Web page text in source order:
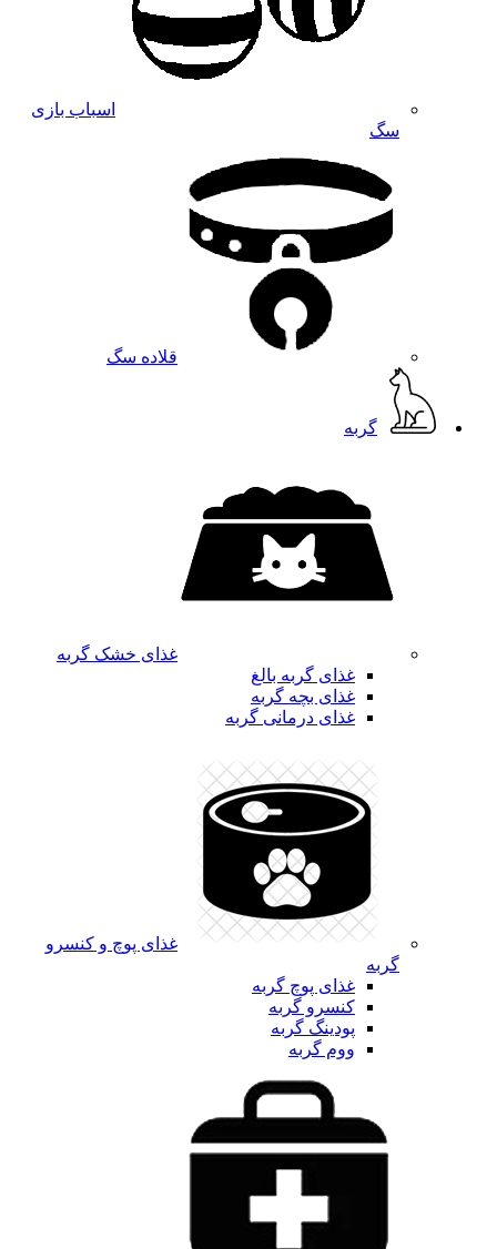
اسباب بازی
سگ
قلاده سگ
گربه
غذای خشک گربه
غذای گربه بالغ
غذای بچه گربه
غذای درمانی گربه
غذای پوچ و کنسرو
گربه
غذای پوچ گربه
کنسرو گربه
پودینگ گربه
ووم گربه